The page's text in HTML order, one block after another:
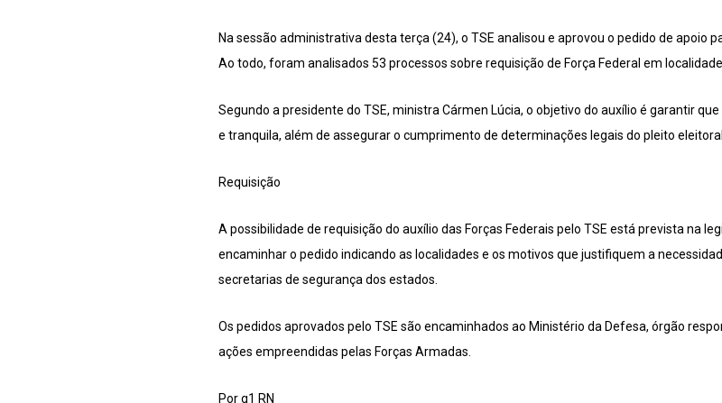
Na sessão administrativa desta terça (24), o TSE analisou e aprovou o pedido de apoio
Ao todo, foram analisados 53 processos sobre requisição de Força Federal em
Segundo a presidente do TSE, ministra Cármen Lúcia, o objetivo do auxílio é garantir
e tranquila, além de assegurar o cumprimento de determinações legais do pleito
Requisição
A possibilidade de requisição do auxílio das Forças Federais pelo TSE está prevista na
encaminhar o pedido indicando as localidades e os motivos que justifiquem a
secretarias de segurança dos estados.
Os pedidos aprovados pelo TSE são encaminhados ao Ministério da Defesa, órgão
ações empreendidas pelas Forças Armadas.
Por g1 RN